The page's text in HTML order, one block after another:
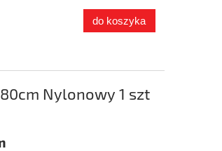
do koszyka
Nylonowy 1 szt